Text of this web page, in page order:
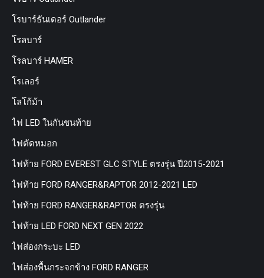
โรบาร์ธันเดอร์ Outlander
โรลบาร์
โรลบาร์ HAMER
โรเลอร์
โลโก้ม้า
ไฟ LED ในกันชนท้าย
ไฟตัดหมอก
ไฟท้าย FORD EVEREST GLC STYLE ตรงรุ่น ปี2015-2021
ไฟท้าย FORD RANGER&RAPTOR 2012-2021 LED
ไฟท้าย FORD RANGER&RAPTOR ตรงรุ่น
ไฟท้าย LED FORD NEXT GEN 2022
ไฟส่องกระบะ LED
ไฟส่องพื้นกระจกข้าง FORD RANGER